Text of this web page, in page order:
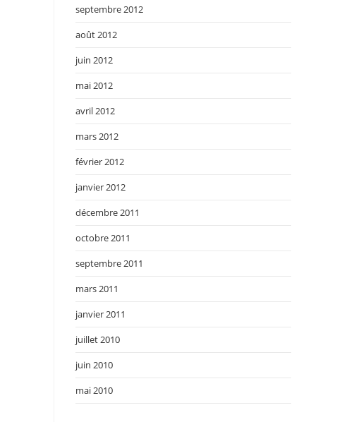
septembre 2012
août 2012
juin 2012
mai 2012
avril 2012
mars 2012
février 2012
janvier 2012
décembre 2011
octobre 2011
septembre 2011
mars 2011
janvier 2011
juillet 2010
juin 2010
mai 2010